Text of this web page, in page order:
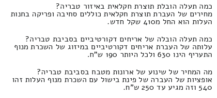
כמה תעלה הובלת תוצרת חקלאית באיזור טבריה?
מחירים של העברת תוצרת חקלאית כוללים סחיבה ופריקה בחנות
העלות הוא החל מ410 שקל חדש.
כמה תעלה הובלה של אריחים דקורטיביים בסביבת טבריה?
עלותה של העברת אריחים דקורטיביים במיזוג של השכרת מנוף
התעריף הינו 630 ולכל היותר 190 ש"ח.
מה המחיר של שינוע של ארונות מטבח בסביבת טבריה?
אופציות של העברה של פינת בישול עם השכרת מנוף העלות זהו
540 וזה מגיע עד 250 ש"ח.